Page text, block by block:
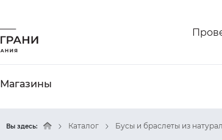
Магазины
Вы здесь: Каталог Бусы и браслеты из